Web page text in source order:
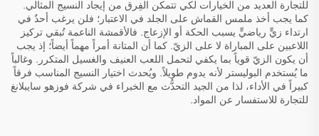
للتجارة العديد من الخيارات لكي تتمكن الفِرق من إيجاد النسيج المثالي.
كما يجب أخذ ملمس القماش على الجلد في الاعتبار؛ فلن يرغب أحدٌ في
ارتداء زيٍّ رياضيٍّ يسبب الحكة أو الإزعاج. فالأقمشة الناعمة تُبقي تركيز
اللاعبين على المباراة لا على الزيّ. كما أن المتانة أمراً مهماً أيضاً؛ إذ يجب
أن يكون الزيّ قوياً بما يكفي لتحمل اللعب العنيف والغسيل المتكرر. وغالباً
ما يُستخدم البوليستر لأنه يدوم طويلاً. ويُحدث اختيار النسيج المناسب فرقاً
كبيراً في الأداء، لذا من الجيد التحدُّث مع الخبراء في شركة فوزهو سايبلانغ
للتجارة للاستفسار عن المواد.